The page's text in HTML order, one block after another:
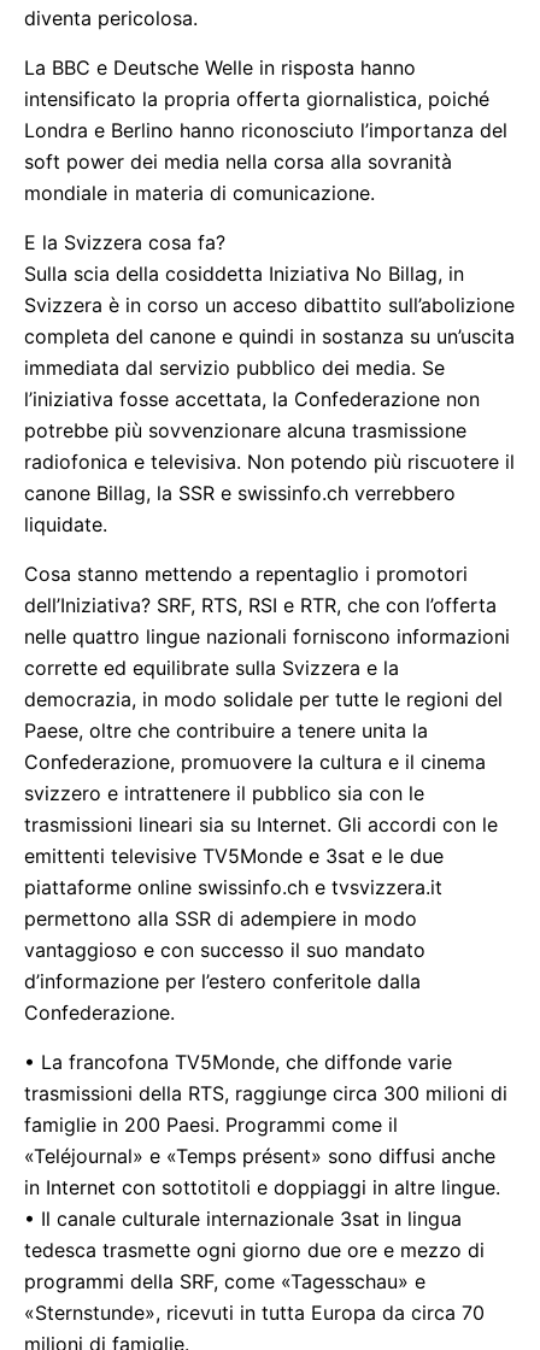
diventa pericolosa.
La BBC e Deutsche Welle in risposta hanno
intensificato la propria offerta giornalistica, poiché
Londra e Berlino hanno riconosciuto l’importanza del
soft power dei media nella corsa alla sovranità
mondiale in materia di comunicazione.
E la Svizzera cosa fa?
Sulla scia della cosiddetta Iniziativa No Billag, in
Svizzera è in corso un acceso dibattito sull’abolizione
completa del canone e quindi in sostanza su un’uscita
immediata dal servizio pubblico dei media. Se
l’iniziativa fosse accettata, la Confederazione non
potrebbe più sovvenzionare alcuna trasmissione
radiofonica e televisiva. Non potendo più riscuotere il
canone Billag, la SSR e swissinfo.ch verrebbero
liquidate.
Cosa stanno mettendo a repentaglio i promotori
dell’Iniziativa? SRF, RTS, RSI e RTR, che con l’offerta
nelle quattro lingue nazionali forniscono informazioni
corrette ed equilibrate sulla Svizzera e la
democrazia, in modo solidale per tutte le regioni del
Paese, oltre che contribuire a tenere unita la
Confederazione, promuovere la cultura e il cinema
svizzero e intrattenere il pubblico sia con le
trasmissioni lineari sia su Internet. Gli accordi con le
emittenti televisive TV5Monde e 3sat e le due
piattaforme online swissinfo.ch e tvsvizzera.it
permettono alla SSR di adempiere in modo
vantaggioso e con successo il suo mandato
d’informazione per l’estero conferitole dalla
Confederazione.
• La francofona TV5Monde, che diffonde varie
trasmissioni della RTS, raggiunge circa 300 milioni di
famiglie in 200 Paesi. Programmi come il
«Teléjournal» e «Temps présent» sono diffusi anche
in Internet con sottotitoli e doppiaggi in altre lingue.
• Il canale culturale internazionale 3sat in lingua
tedesca trasmette ogni giorno due ore e mezzo di
programmi della SRF, come «Tagesschau» e
«Sternstunde», ricevuti in tutta Europa da circa 70
milioni di famiglie.